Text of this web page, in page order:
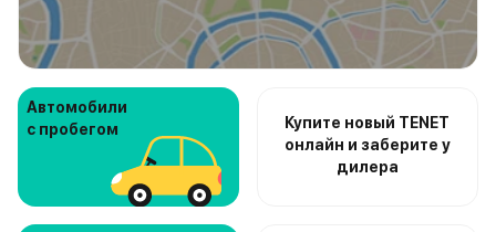
Автомобили
с пробегом
Купите новый TENET
онлайн и заберите у
дилера